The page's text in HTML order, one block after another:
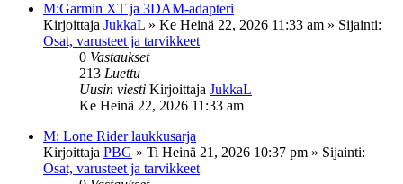
M:Garmin XT ja 3DAM-adapteri
Kirjoittaja JukkaL » Ke Heinä 22, 2026 11:33 am » Sijainti:
Osat, varusteet ja tarvikkeet
0 Vastaukset
213 Luettu
Uusin viesti Kirjoittaja JukkaL
Ke Heinä 22, 2026 11:33 am
M: Lone Rider laukkusarja
Kirjoittaja PBG » Ti Heinä 21, 2026 10:37 pm » Sijainti:
Osat, varusteet ja tarvikkeet